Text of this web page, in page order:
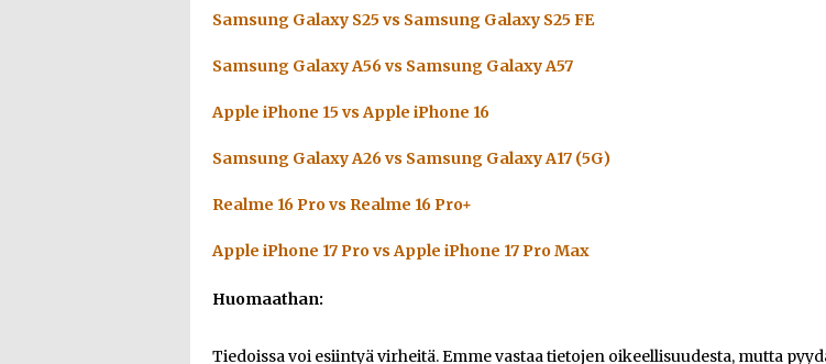
Samsung Galaxy S25 vs Samsung Galaxy S25 FE
Samsung Galaxy A56 vs Samsung Galaxy A57
Apple iPhone 15 vs Apple iPhone 16
Samsung Galaxy A26 vs Samsung Galaxy A17 (5G)
Realme 16 Pro vs Realme 16 Pro+
Apple iPhone 17 Pro vs Apple iPhone 17 Pro Max
Huomaathan:
Tiedoissa voi esiintyä virheitä. Emme vastaa tietojen oikeellisuudesta, mutta